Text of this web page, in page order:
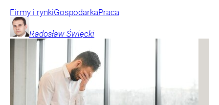
Firmy i rynkiGospodarkaPraca
Radosław Święcki